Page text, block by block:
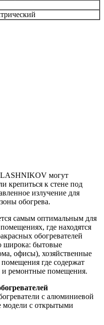
могут
крепиться к стене под
излучение для
обогрева.
самым оптимальным для
где находятся
обогревателей
бытовые
офисы), хозяйственные
где содержат
и ремонтные помещения.
с алюминиевой
модели с открытыми